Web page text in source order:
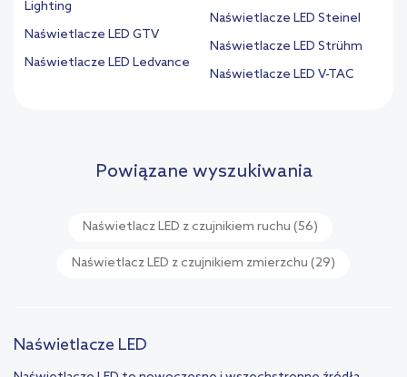
Lighting
Naświetlacze LED GTV
Naświetlacze LED Ledvance
Naświetlacze LED Steinel
Naświetlacze LED Strühm
Naświetlacze LED V-TAC
Powiązane wyszukiwania
Naświetlacz LED z czujnikiem ruchu (56)
Naświetlacz LED z czujnikiem zmierzchu (29)
Naświetlacze LED